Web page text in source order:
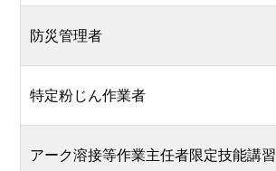
防災管理者
特定粉じん作業者
アーク溶接等作業主任者限定技能講習